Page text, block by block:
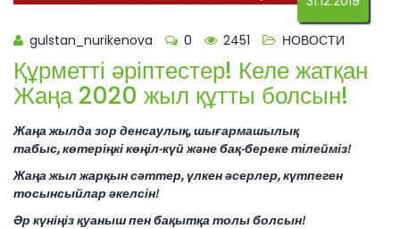
gulstan_nurikenova 0 2451 НОВОСТИ
Құрметті әріптестер! Келе жатқан
Жаңа 2020 жыл құтты болсын!
Жаңа жылда зор денсаулық, шығармашылық
табыс, көтеріңкі көңіл-күй және бақ-береке тілейміз!
Жаңа жыл жарқын сәттер, үлкен әсерлер, күтпеген
тосынсыйлар әкелсін!
Әр күніңіз қуаныш пен бақытқа толы болсын!